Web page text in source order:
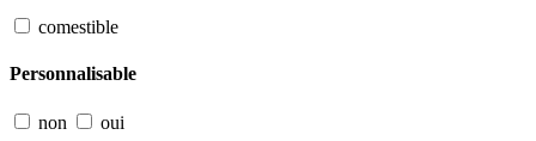
comestible
Personnalisable
non oui